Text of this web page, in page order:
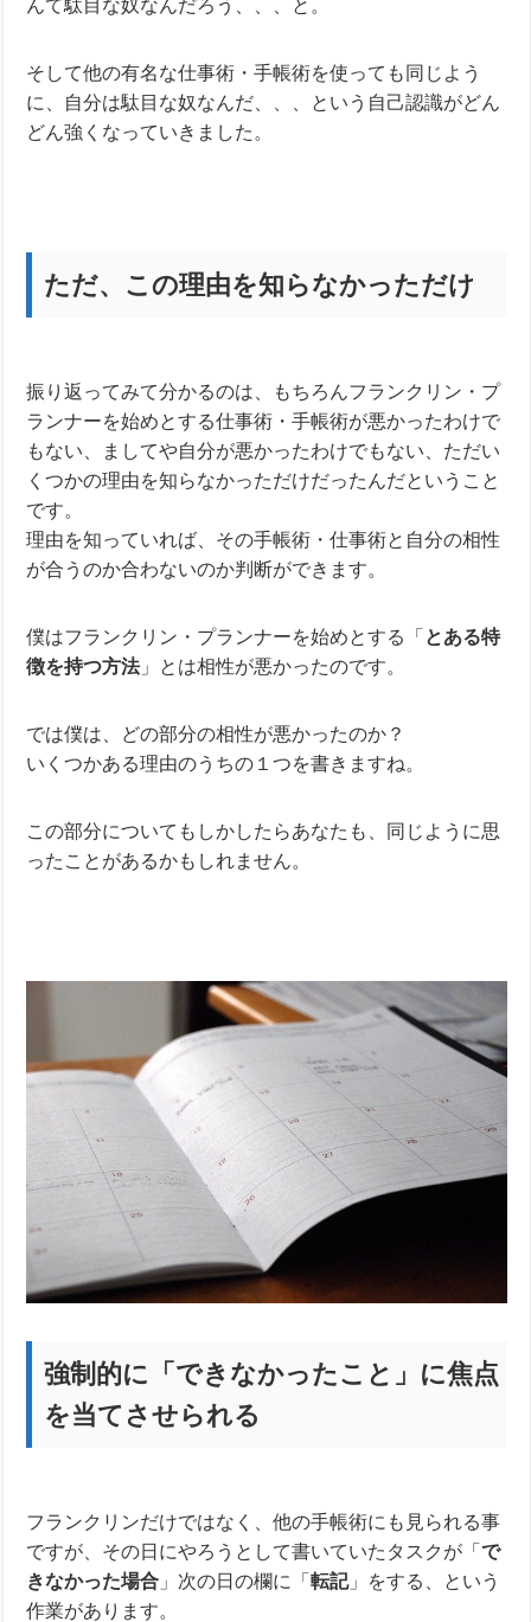
んて駄目な奴なんだろう、、、と。
そして他の有名な仕事術・手帳術を使っても同じよう
に、自分は駄目な奴なんだ、、、という自己認識がどん
どん強くなっていきました。
ただ、この理由を知らなかっただけ
振り返ってみて分かるのは、もちろんフランクリン・プ
ランナーを始めとする仕事術・手帳術が悪かったわけで
もない、ましてや自分が悪かったわけでもない、ただい
くつかの理由を知らなかっただけだったんだということ
です。
理由を知っていれば、その手帳術・仕事術と自分の相性
が合うのか合わないのか判断ができます。
僕はフランクリン・プランナーを始めとする「 とある特
徴を持つ方法」とは相性が悪かったのです。
では僕は、どの部分の相性が悪かったのか？
いくつかある理由のうちの１つを書きますね。
この部分についてもしかしたらあなたも、同じように思
ったことがあるかもしれません。
強制的に「できなかったこと」に焦点
を当てさせられる
フランクリンだけではなく、他の手帳術にも見られる事
ですが、その日にやろうとして書いていたタスクが「 で
きなかった場合」次の日の欄に「 転記」をする、という
作業があります。